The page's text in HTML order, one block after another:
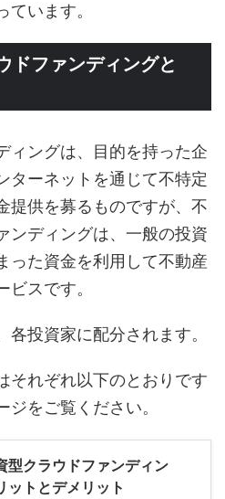
ています。
ドファンディングと
ィングは、目的を持った企
ターネットを通じて不特定
提供を募るものですが、不
ンディングは、一般の投資
った資金を利用して不動産
スです。
各投資家に配分されます。
それぞれ以下のとおりです
をご覧ください。
型クラウドファンディン
ットとデメリット